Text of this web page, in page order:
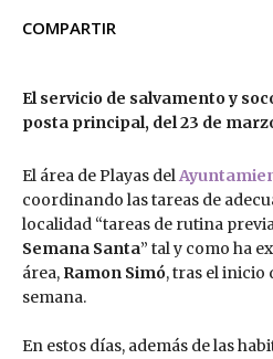
COMPARTIR
El servicio de salvamento y
posta principal, del 23 de
El área de Playas del
coordinando las tareas de
localidad “tareas de rutina
Semana Santa” tal y como ha
área, Ramon Simó, tras el inicio
semana.
En estos días, además de las